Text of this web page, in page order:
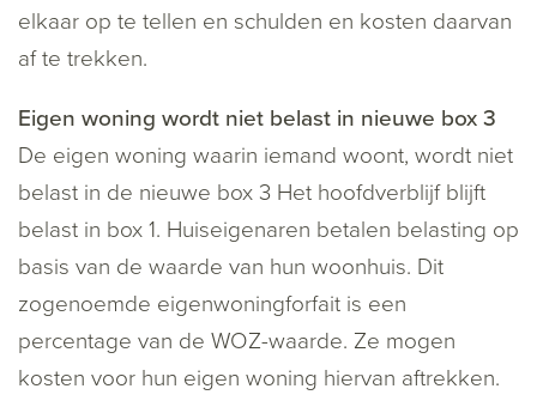
elkaar op te tellen en schulden en kosten daarvan
af te trekken.
Eigen woning wordt niet belast in nieuwe box 3
De eigen woning waarin iemand woont, wordt niet
belast in de nieuwe box 3 Het hoofdverblijf blijft
belast in box 1. Huiseigenaren betalen belasting op
basis van de waarde van hun woonhuis. Dit
zogenoemde eigenwoningforfait is een
percentage van de WOZ-waarde. Ze mogen
kosten voor hun eigen woning hiervan aftrekken.